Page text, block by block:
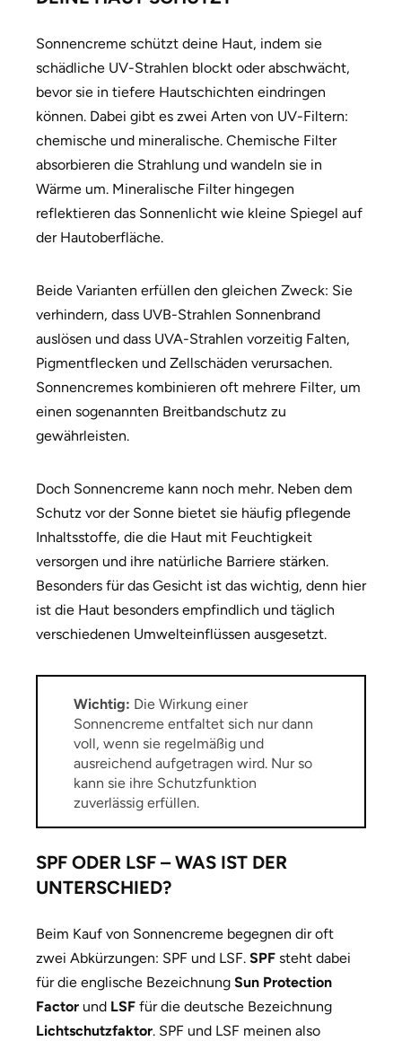
Sonnencreme schützt deine Haut, indem sie
schädliche UV-Strahlen blockt oder abschwächt,
bevor sie in tiefere Hautschichten eindringen
können. Dabei gibt es zwei Arten von UV-Filtern:
chemische und mineralische. Chemische Filter
absorbieren die Strahlung und wandeln sie in
Wärme um. Mineralische Filter hingegen
reflektieren das Sonnenlicht wie kleine Spiegel auf
der Hautoberfläche.
Beide Varianten erfüllen den gleichen Zweck: Sie
verhindern, dass UVB-Strahlen Sonnenbrand
auslösen und dass UVA-Strahlen vorzeitig Falten,
Pigmentflecken und Zellschäden verursachen.
Sonnencremes kombinieren oft mehrere Filter, um
einen sogenannten Breitbandschutz zu
gewährleisten.
Doch Sonnencreme kann noch mehr. Neben dem
Schutz vor der Sonne bietet sie häufig pflegende
Inhaltsstoffe, die die Haut mit Feuchtigkeit
versorgen und ihre natürliche Barriere stärken.
Besonders für das Gesicht ist das wichtig, denn hier
ist die Haut besonders empfindlich und täglich
verschiedenen Umwelteinflüssen ausgesetzt.
Wichtig: Die Wirkung einer
Sonnencreme entfaltet sich nur dann
voll, wenn sie regelmäßig und
ausreichend aufgetragen wird. Nur so
kann sie ihre Schutzfunktion
zuverlässig erfüllen.
SPF ODER LSF – WAS IST DER
UNTERSCHIED?
Beim Kauf von Sonnencreme begegnen dir oft
zwei Abkürzungen: SPF und LSF. SPF steht dabei
für die englische Bezeichnung Sun Protection
Factor und LSF für die deutsche Bezeichnung
Lichtschutzfaktor. SPF und LSF meinen also